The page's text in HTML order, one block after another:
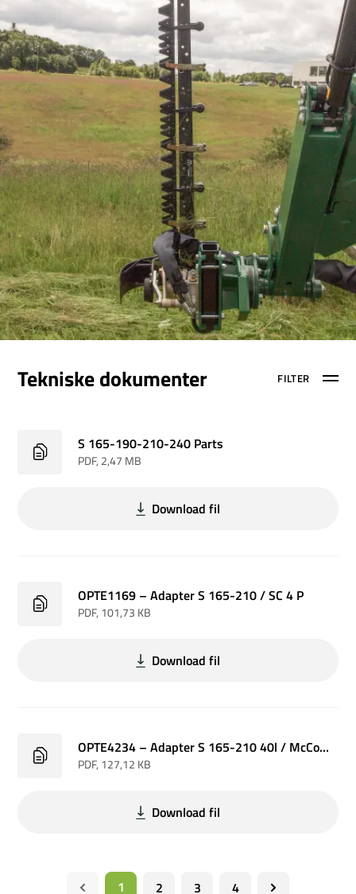
Tekniske dokumenter FILTER
S 165-190-210-240 Parts
PDF, 2,47 MB
Download fil
OPTE1169 – Adapter S 165-210 / SC 4 P
PDF, 101,73 KB
Download fil
OPTE4234 – Adapter S 165-210 40l / McConnel PA3430-4330
PDF, 127,12 KB
Download fil
1 2 3 4